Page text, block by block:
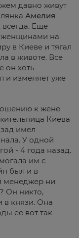
давно живут
Амелия
всегда. Еще
женщинами на
в Киеве и тягал
в животе. Все
он хоть
и изменяет уже
к жене
Киева
имел
У одной
- 4 года назад.
им с
был и в
менеджер ни
Он никто,
в князи. Она
ее вот так